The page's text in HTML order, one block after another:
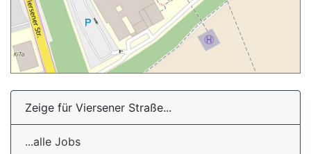
Zeige für Viersener Straße...
...alle Jobs